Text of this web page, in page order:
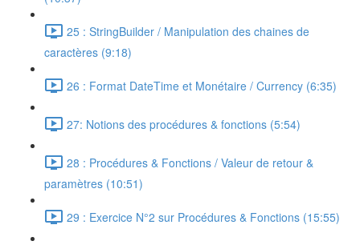
25 : StringBuilder / Manipulation des chaines de
caractères (9:18)
26 : Format DateTime et Monétaire / Currency (6:35)
27: Notions des procédures & fonctions (5:54)
28 : Procédures & Fonctions / Valeur de retour &
paramètres (10:51)
29 : Exercice N°2 sur Procédures & Fonctions (15:55)